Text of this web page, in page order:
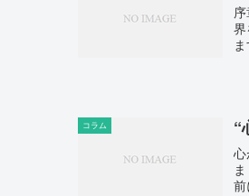
コラム “